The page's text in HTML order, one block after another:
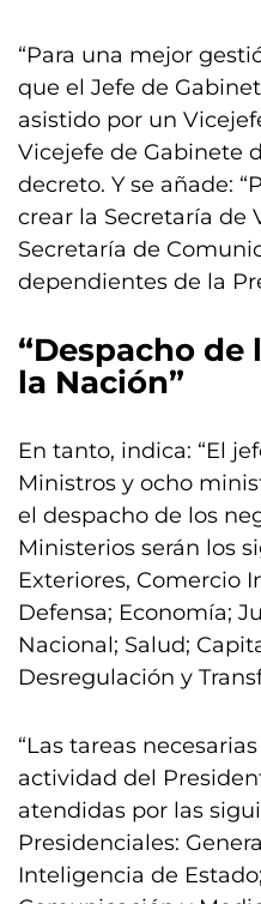
“Para una mejor
que el Jefe de
asistido por un
Vicejefe de Gabinete
decreto. Y se añade:
crear la Secretaría de
Secretaría de
dependientes de la
“Despacho de
la Nación”
En tanto, indica: “El
Ministros y ocho
el despacho de los
Ministerios serán los
Exteriores, Comercio
Defensa; Economía;
Nacional; Salud;
Desregulación y
“Las tareas
actividad del
atendidas por las
Presidenciales:
Inteligencia de